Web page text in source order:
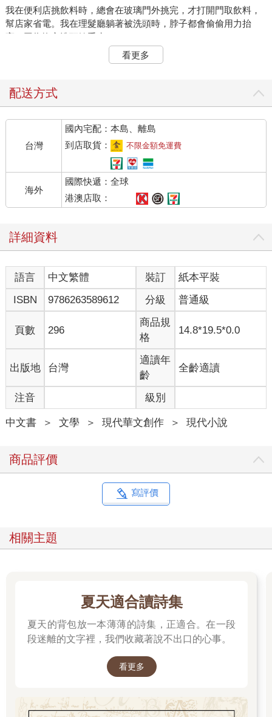
我在便利店挑飲料時，總會在玻璃門外挑完，才打開門取飲料，
幫店家省電。我在理髮廳躺著被洗頭時，脖子都會偷偷用力抬
高，因為擔心洗頭妹手痠。
但我的姑姑不一樣，她遞剪刀給我時，會大喊著
挑慢一點。她在理髮廳洗頭時，會說後腦杓加強一點，一邊幫洗
頭妹介紹男朋友、喇低賽，把洗頭妹逗開心，只為了蹭到更久的
洗頭時間。
她不內耗，因為她去耗別人。
我總會想，那個洗頭妹看起來心情不好，是不是我剛剛頭太重
了？我開冰箱太久，會不會浪費人家做生意用的電？別人給我東
所以我內耗。
姑姑說，不要對每件事過度自省———
永遠不要去揣測別人的動機、別人的評價，因為那些事情與你無
關，與你有關的只有你的錢、在乎你的人、還有你爽不爽 ———
心裡平靜最重要。
我問姑姑，
妳這樣子，會不會常常被別人討厭、不受歡迎？
姑姑說，關我什麼事呢？你太把自己當一回事！
每一個人，都只是別人生命裡的路人，我是白目又怎樣？別人要
用怎樣的情緒看待我，是別人的選擇。
其實，只要做到自己認知裡的分寸就好，
不符合標準的部分，自有法律規範我！
我現在就是 還．在．外．面！怎樣，你管我呀？！
我這才想到，對喔，她才剛出獄呢。
她心中的尺，精密丈量自己的爽度與道德間的拉扯。
被討厭了，不用問為什麼，
只因為支撐每個人活下去的價值觀不同。
慶祝你勇敢堅持了自己的版本。
看更多
配送方式
台灣
國內宅配：本島、離島
到店取貨：
不限金額免運費
海外
國際快遞：全球
港澳店取：
詳細資料
語言 中文繁體 裝訂
紙本平裝
ISBN
9786263589612 分級 普通級
頁數 296
商品規
格
14.8*19.5*0.0
出版地 台灣
適讀年
齡
全齡適讀
注音 級別
中文書 ＞ 文學 ＞ 現代華文創作 ＞ 現代小說
商品評價
寫評價
相關主題
夏天適合讀詩集
夏天的背包放一本薄薄的詩集，正適合。在一段
段迷離的文字裡，我們收藏著說不出口的心事。
看更多